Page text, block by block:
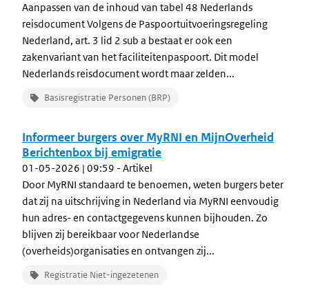
Aanpassen van de inhoud van tabel 48 Nederlands
reisdocument Volgens de Paspoortuitvoeringsregeling
Nederland, art. 3 lid 2 sub a bestaat er ook een
zakenvariant van het faciliteitenpaspoort. Dit model
Nederlands reisdocument wordt maar zelden...
Basisregistratie Personen (BRP)
Informeer burgers over MyRNI en MijnOverheid
Berichtenbox bij emigratie
01-05-2026 | 09:59 - Artikel
Door MyRNI standaard te benoemen, weten burgers beter
dat zij na uitschrijving in Nederland via MyRNI eenvoudig
hun adres- en contactgegevens kunnen bijhouden. Zo
blijven zij bereikbaar voor Nederlandse
(overheids)organisaties en ontvangen zij...
Registratie Niet-ingezetenen